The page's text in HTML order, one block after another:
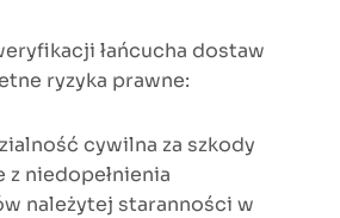
łańcucha dostaw
ryzyka prawne:
cywilna za szkody
z niedopełnienia
należytej staranności w